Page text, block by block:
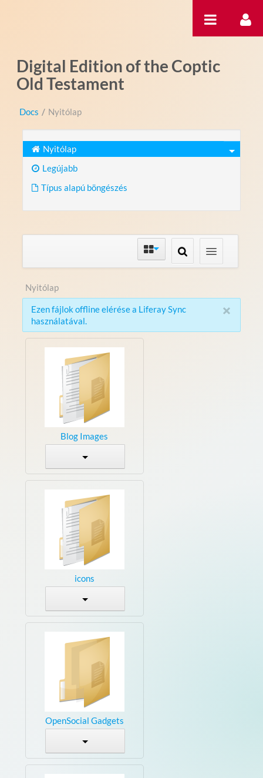
Digital Edition of the Coptic
Old Testament
Docs / Nyitólap
Nyitólap
Legújabb
Típus alapú böngészés
Nyitólap
×
Ezen fájlok offline elérése a Liferay Sync
használatával.
Blog Images
icons
OpenSocial Gadgets